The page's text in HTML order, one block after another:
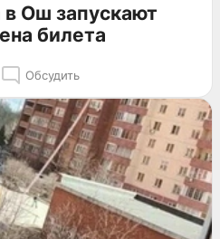
Ош запускают
билета
Обсудить